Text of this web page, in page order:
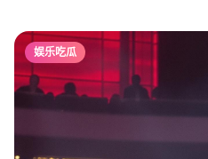
娱乐吃瓜